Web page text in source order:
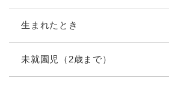
生まれたとき
未就園児（2歳まで）